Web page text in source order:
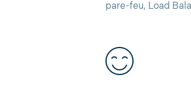
pare-feu, Load